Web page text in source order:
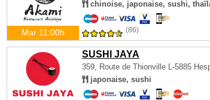
chinoise, japonaise, sushi,
Mar 11:00h (86)
SUSHI JAYA
359, Route de Thionville L-5885
japonaise, sushi